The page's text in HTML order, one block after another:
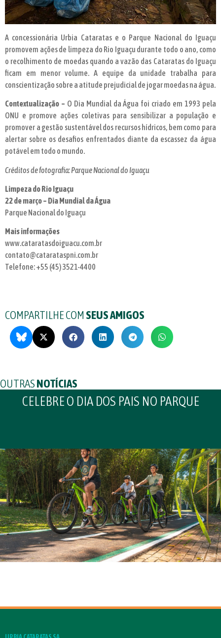
A concessionária Urbia Cataratas e o Parque Nacional do Iguaçu
promovem ações de limpeza do Rio Iguaçu durante todo o ano, como
o recolhimento de moedas quando a vazão das Cataratas do Iguaçu
ficam em menor volume. A equipe da unidade trabalha para
conscientização sobre a atitude prejudicial de jogar moedas na água.
Contextualização – O Dia Mundial da Água foi criado em 1993 pela
ONU e promove ações coletivas para sensibilizar a população e
promover a gestão sustentável dos recursos hídricos, bem como para
alertar sobre os desafios enfrentados diante da escassez da água
potável em todo o mundo.
Créditos de fotografia: Parque Nacional do Iguaçu
Limpeza do Rio Iguaçu
22 de março – Dia Mundial da Água
Parque Nacional do Iguaçu
Mais informações
www.cataratasdoiguacu.com.br
contato@catarataspni.com.br
Telefone: +55 (45) 3521-4400
COMPARTILHE COM SEUS AMIGOS
OUTRASNOTÍCIAS
CELEBRE O DIA DOS PAIS NO PARQUE